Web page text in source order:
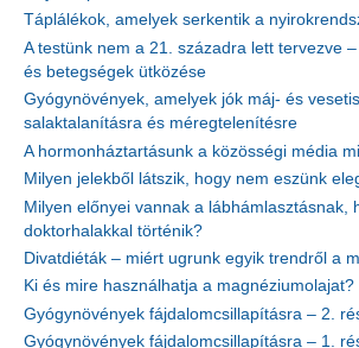
Táplálékok, amelyek serkentik a
A testünk nem a 21. századra lett tervezve
és betegségek ütközése
Gyógynövények, amelyek jók máj- és
salaktalanításra és méregtelenítésre
A hormonháztartásunk a közösségi média
Milyen jelekből látszik, hogy nem eszünk
Milyen előnyei vannak a lábhámlasztásnak,
doktorhalakkal történik?
Divatdiéták – miért ugrunk egyik trendről a
Ki és mire használhatja a magnéziumolajat?
Gyógynövények fájdalomcsillapításra – 2.
Gyógynövények fájdalomcsillapításra – 1.